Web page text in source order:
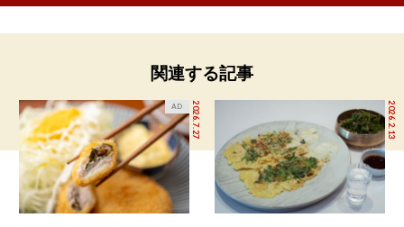
関連する記事
2026.7.27
AD 2026.2.13